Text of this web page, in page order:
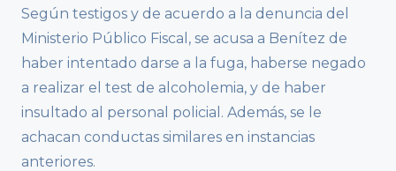
Según testigos y de acuerdo a la denuncia del
Ministerio Público Fiscal, se acusa a Benítez de
haber intentado darse a la fuga, haberse negado
a realizar el test de alcoholemia, y de haber
insultado al personal policial. Además, se le
achacan conductas similares en instancias
anteriores.